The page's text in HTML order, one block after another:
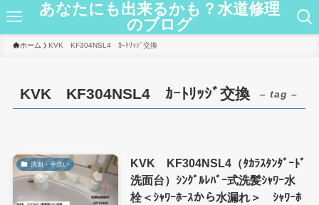
あなたにも出来るかも？水道修理
のブログ
ホーム KVK KF304NSL4 ｶｰﾄﾘｯｼﾞ交換
KVK KF304NSL4 ｶｰﾄﾘｯｼﾞ交換 – tag –
洗面・手洗い
KVK KF304NSL4（ﾀｶﾗｽﾀﾝﾀﾞｰﾄﾞ
洗面台）ｼﾝｸﾞﾙﾚﾊﾞｰ式洗髪ｼｬﾜｰ水
栓＜ｼｬﾜｰﾎｰｽから水漏れ＞ ｼｬﾜｰﾎ